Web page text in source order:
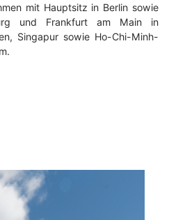
mit Hauptsitz in Berlin sowie
und Frankfurt am Main in
Singapur sowie Ho-Chi-Minh-